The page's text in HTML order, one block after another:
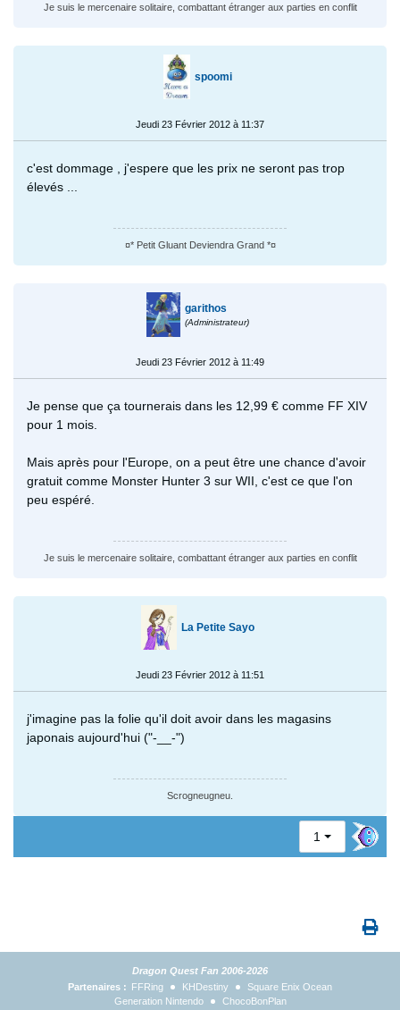
Je suis le mercenaire solitaire, combattant étranger aux parties en conflit
spoomi
Jeudi 23 Février 2012 à 11:37
c'est dommage , j'espere que les prix ne seront pas trop
élevés ...
¤* Petit Gluant Deviendra Grand *¤
garithos
(Administrateur)
Jeudi 23 Février 2012 à 11:49
Je pense que ça tournerais dans les 12,99 € comme FF XIV
pour 1 mois.
Mais après pour l'Europe, on a peut être une chance d'avoir
gratuit comme Monster Hunter 3 sur WII, c'est ce que l'on
peu espéré.
Je suis le mercenaire solitaire, combattant étranger aux parties en conflit
La Petite Sayo
Jeudi 23 Février 2012 à 11:51
j'imagine pas la folie qu'il doit avoir dans les magasins
japonais aujourd'hui ("-__-")
Scrogneugneu.
1
Dragon Quest Fan 2006-2026
Partenaires :
FFRing KHDestiny
Square Enix Ocean
Generation Nintendo
ChocoBonPlan